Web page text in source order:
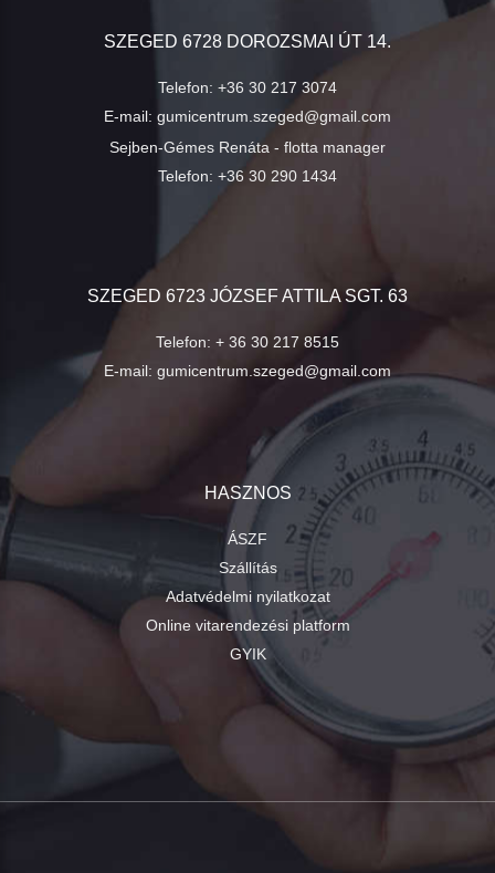
SZEGED 6728 DOROZSMAI ÚT 14.
Telefon: +36 30 217 3074
E-mail: gumicentrum.szeged@gmail.com
Sejben-Gémes Renáta - flotta manager
Telefon: +36 30 290 1434
SZEGED 6723 JÓZSEF ATTILA SGT. 63
Telefon: + 36 30 217 8515
E-mail: gumicentrum.szeged@gmail.com
HASZNOS
ÁSZF
Szállítás
Adatvédelmi nyilatkozat
Online vitarendezési platform
GYIK